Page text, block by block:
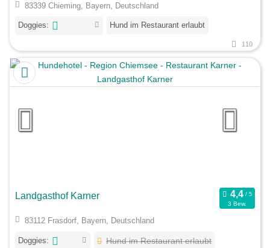
83339 Chieming, Bayern, Deutschland
Doggies: Hund im Restaurant erlaubt
110
Landgasthof Karner
3 Bew.
83112 Frasdorf, Bayern, Deutschland
Doggies: Hund im Restaurant erlaubt